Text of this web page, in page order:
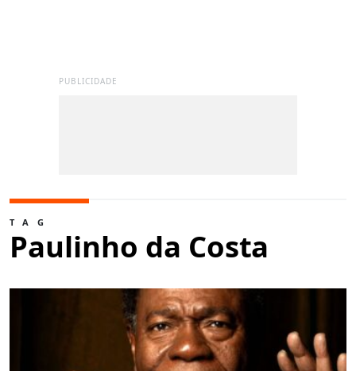
PUBLICIDADE
TAG
Paulinho da Costa